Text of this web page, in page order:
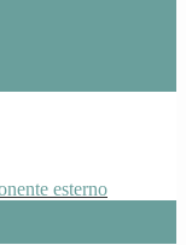
esterno